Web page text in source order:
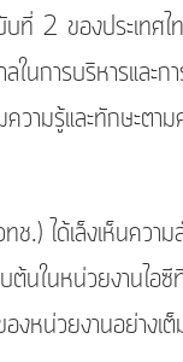
2 ของประเทศ
นการบริหารและ
ามรู้และทักษะต
เล็งเห็นความส
นในหน่วยงานไ
หน่วยงานอย่างเ